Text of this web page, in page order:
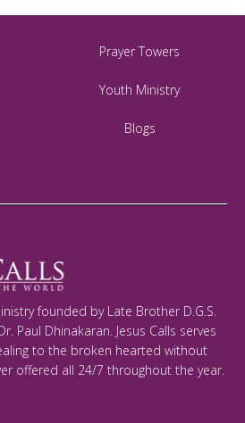
Prayer Towers
Youth Ministry
Blogs
founded by Late Brother D.G.S.
Paul Dhinakaran. Jesus Calls serves
to the broken hearted without
offered all 24/7 throughout the year.